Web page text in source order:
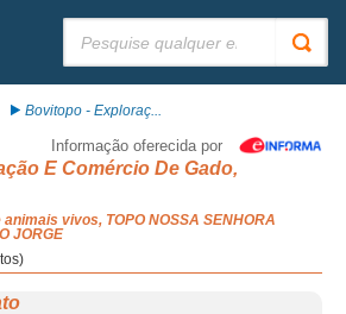
Bovitopo - Exploraç...
Informação oferecida por
E Comércio De Gado,
vivos, TOPO NOSSA SENHORA
JORGE